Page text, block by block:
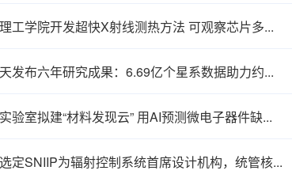
美国麻省理工学院开发超快X射线测热方法 可观察芯片多层结构热传递
暗能量巡天发布六年研究成果：6.69亿个星系数据助力约束宇宙加速膨胀
美国多家实验室拟建“材料发现云” 用AI预测微电子器件缺陷影响
Rosatom选定SNIIP为辐射控制系统首席设计机构，统管核设施放射仪表标准化与进口替代保障